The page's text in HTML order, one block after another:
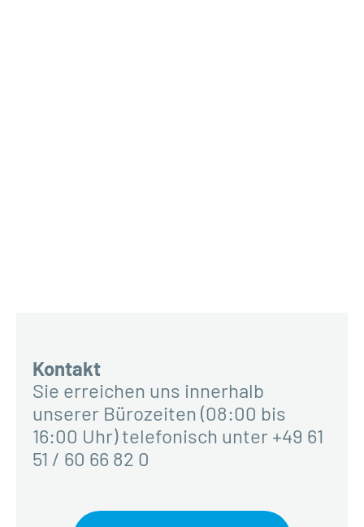
Kontakt
Sie erreichen uns innerhalb
unserer Bürozeiten (08:00 bis
16:00 Uhr) telefonisch unter +49 61
51 / 60 66 82 0